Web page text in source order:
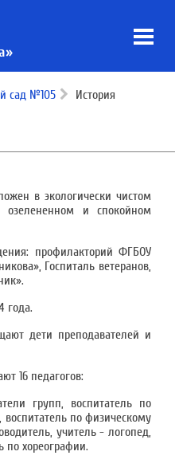
сад №105 История
в экологически чистом
озелененном и спокойном
профилакторий ФГБОУ
Госпиталь ветеранов,
года.
дети преподавателей и
16 педагогов:
групп, воспитатель по
воспитатель по физическому
учитель - логопед,
по хореографии.